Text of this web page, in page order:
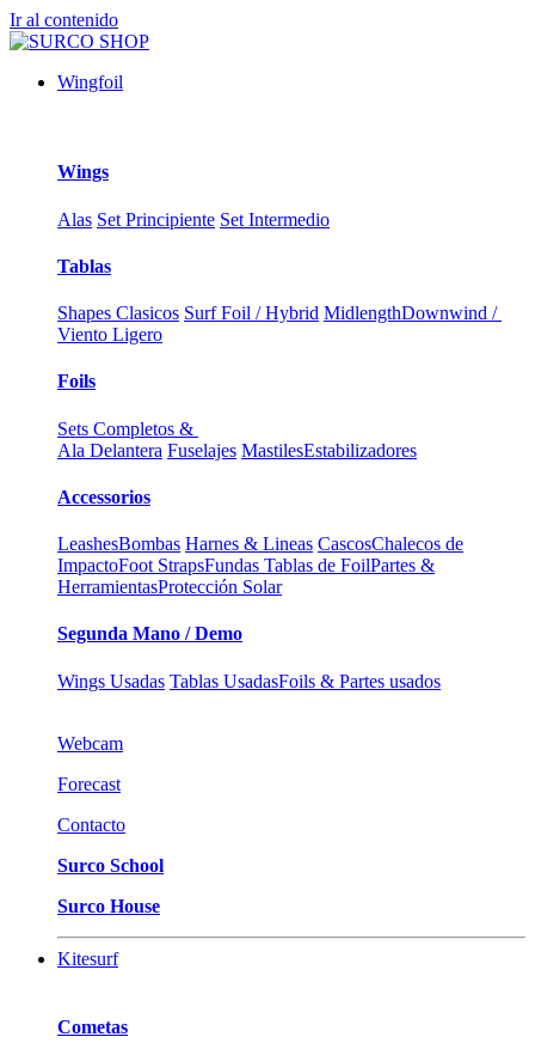
Ir al contenido
Wingfoil
Wings
Alas Set Principiente Set Intermedio
Tablas
Shapes Clasicos Surf Foil / Hybrid MidlengthDownwind /
Viento Ligero
Foils
Sets Completos &
Ala Delantera Fuselajes MastilesEstabilizadores
Accessorios
LeashesBombas Harnes & Lineas CascosChalecos de
ImpactoFoot StrapsFundas Tablas de FoilPartes &
HerramientasProtección Solar
Segunda Mano / Demo
Wings Usadas Tablas UsadasFoils & Partes usados
Webcam
Forecast
Contacto
Surco School
Surco House
Kitesurf
Cometas